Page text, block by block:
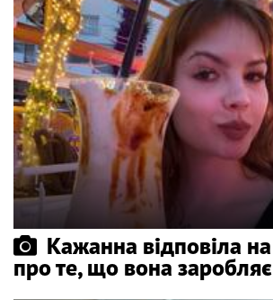
Кажанна відповіла
про те, що вона